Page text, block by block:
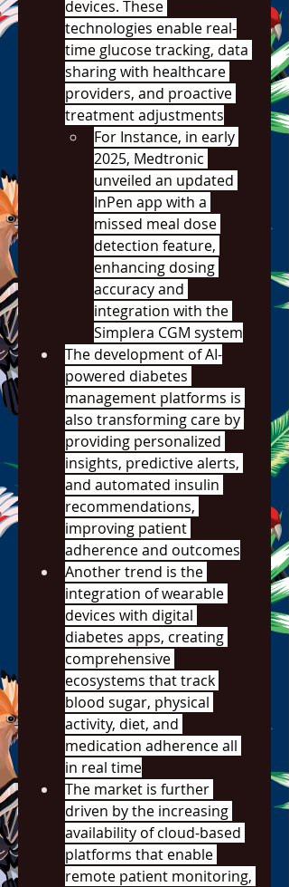
devices. These
technologies enable real-
time glucose tracking, data
sharing with healthcare
providers, and proactive
treatment adjustments
For Instance, in early
2025, Medtronic
unveiled an updated
InPen app with a
missed meal dose
detection feature,
enhancing dosing
accuracy and
integration with the
Simplera CGM system
The development of AI-
powered diabetes
management platforms is
also transforming care by
providing personalized
insights, predictive alerts,
and automated insulin
recommendations,
improving patient
adherence and outcomes
Another trend is the
integration of wearable
devices with digital
diabetes apps, creating
comprehensive
ecosystems that track
blood sugar, physical
activity, diet, and
medication adherence all
in real time
The market is further
driven by the increasing
availability of cloud-based
platforms that enable
remote patient monitoring,